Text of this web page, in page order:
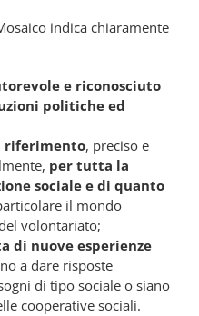
indica chiaramente
e riconosciuto
politiche ed
riferimento, preciso e
per tutta la
sociale e di quanto
il mondo
volontariato;
di nuove esperienze
a dare risposte
di tipo sociale o siano
cooperative sociali.